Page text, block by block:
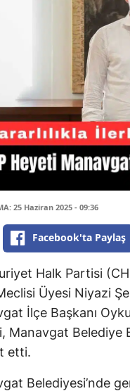
25 Haziran 2025 - 09:36
Facebook'ta Paylaş
Halk Partisi
Üyesi Niyazi
İlçe Başkanı
Manavgat Belediye
etti.
Belediyesi’nde